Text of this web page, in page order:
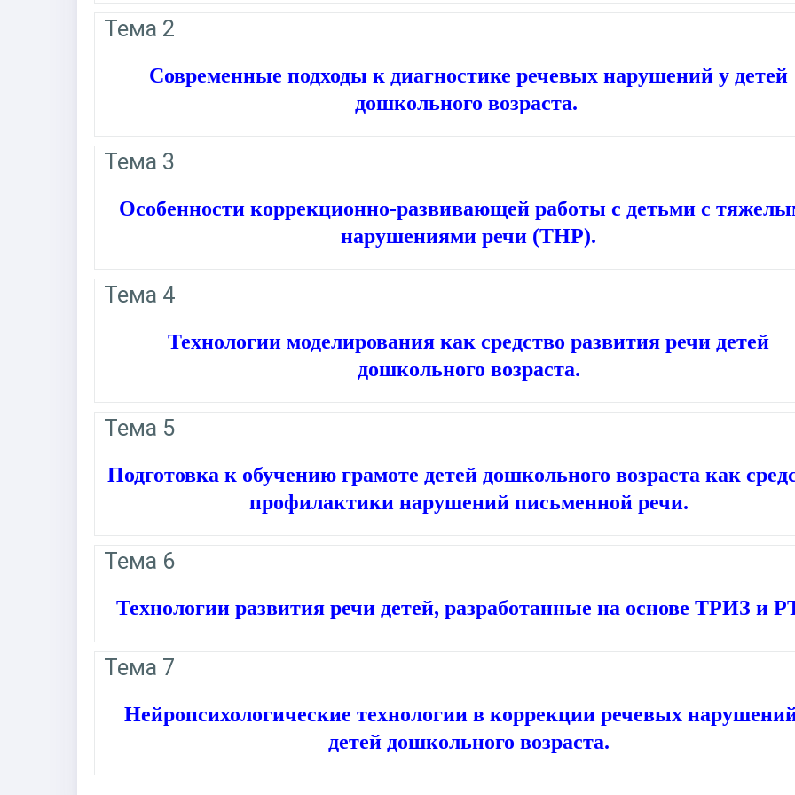
Тема 2
Современные подходы к диагностике речевых нарушений у детей
дошкольного возраста.
Тема 3
Особенности коррекционно-развивающей работы с детьми с
нарушениями речи (ТНР).
Тема 4
Технологии моделирования как средство развития речи детей
дошкольного возраста.
Тема 5
Подготовка к обучению грамоте детей дошкольного возраста как
профилактики нарушений письменной речи.
Тема 6
Технологии развития речи детей, разработанные на основеТРИЗ и
Тема 7
Нейропсихологические технологии в коррекции речевых
детей дошкольного возраста.